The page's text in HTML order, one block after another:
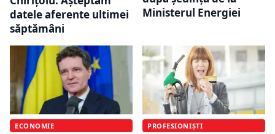
datele aferente ultimei
săptămâni
Ministerul Energiei
ECONOMIE PROFESIONIȘTI